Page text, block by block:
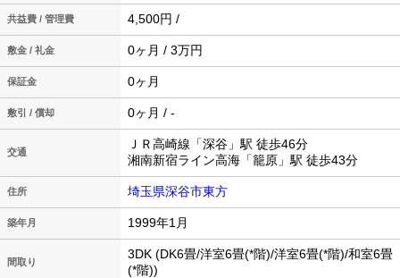
共益費 / 管理費 4,500円 /
敷金 / 礼金 0ヶ月 / 3万円
保証金 0ヶ月
敷引 / 償却 0ヶ月 / -
交通
ＪＲ高崎線「深谷」駅 徒歩46分
湘南新宿ライン高海「籠原」駅 徒歩43分
住所 埼玉県深谷市東方
築年月 1999年1月
間取り
3DK (DK6畳/洋室6畳(*階)/洋室6畳(*階)/和室6畳
(*階))